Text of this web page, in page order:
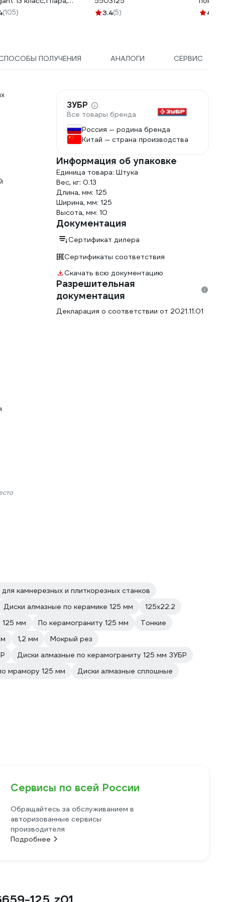
GGL-16
(105)
3.4(5)
JLW-
4.9
ПОЛУЧЕНИЯ АНАЛОГИ СЕРВИС
ЗУБР
Все товары бренда
Россия — родина бренда
Китай — страна производства
Информация об упаковке
Единица товара: Штука
Вес, кг: 0.13
Длина, мм: 125
Ширина, мм: 125
Высота, мм: 10
Документация
Сертификат дилера
Сертификаты соответствия
Скачать всю документацию
Разрешительная
документация
Декларация о соответствии от 2021.11.01
камнерезных и плиткорезных станков
Диски алмазные по керамике 125 мм
125х22.2
125 мм По керамограниту 125 мм
Тонкие
1,2 мм
Мокрый рез
Диски алмазные по керамограниту 125 мм ЗУБР
мрамору 125 мм
Диски алмазные сплошные
Сервисы по всей России
Обращайтесь за обслуживанием в
авторизованные сервисы
производителя
Подробнее